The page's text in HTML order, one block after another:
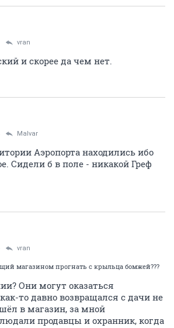
vran
и скорее да чем нет.
Malvar
Аэропорта находились ибо
Сидели б в поле - никакой Греф
vran
магазином прогнать с крыльца бомжей???
Они могут оказаться
то давно возвращался с дачи не
в магазин, за мной
продавцы и охранник, когда